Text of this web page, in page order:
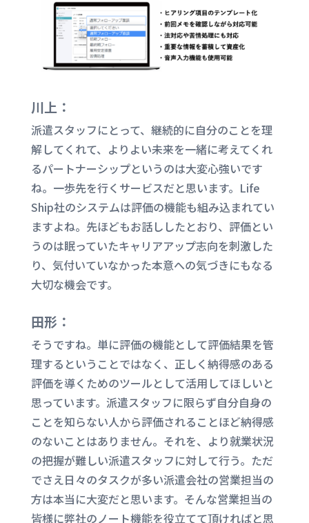
川上：
派遣スタッフにとって、継続的に自分のことを理
解してくれて、よりよい未来を一緒に考えてくれ
るパートナーシップというのは大変心強いです
ね。一歩先を行くサービスだと思います。Life
Ship社のシステムは評価の機能も組み込まれてい
ますよね。先ほどもお話ししたとおり、評価とい
うのは眠っていたキャリアアップ志向を刺激した
り、気付いていなかった本意への気づきにもなる
大切な機会です。
田形：
そうですね。単に評価の機能として評価結果を管
理するということではなく、正しく納得感のある
評価を導くためのツールとして活用してほしいと
思っています。派遣スタッフに限らず自分自身の
ことを知らない人から評価されることほど納得感
のないことはありません。それを、より就業状況
の把握が難しい派遣スタッフに対して行う。ただ
でさえ日々のタスクが多い派遣会社の営業担当の
方は本当に大変だと思います。そんな営業担当の
皆様に弊社のノート機能を役立てて頂ければと思